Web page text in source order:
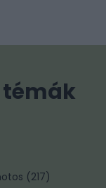
témák
(217)